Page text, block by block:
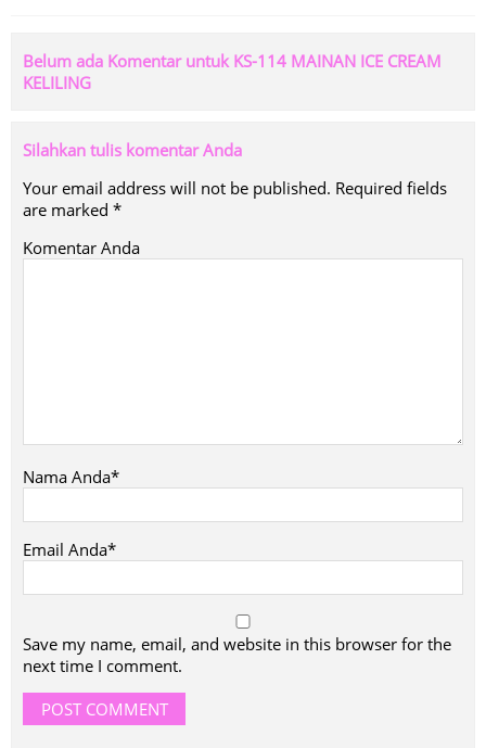
Belum ada Komentar untuk KS-114 MAINAN ICE CREAM
KELILING
Silahkan tulis komentar Anda
Your email address will not be published. Required fields
are marked *
Komentar Anda
Nama Anda*
Email Anda*
Save my name, email, and website in this browser for the
next time I comment.